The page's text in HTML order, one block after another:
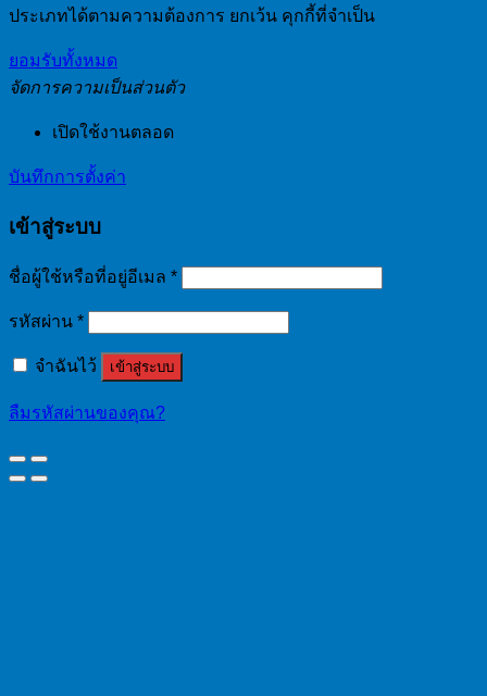
ประเภทได้ตามความต้องการ ยกเว้น คุกกี้ที่จำเป็น
ยอมรับทั้งหมด
จัดการความเป็นส่วนตัว
เปิดใช้งานตลอด
บันทึกการตั้งค่า
เข้าสู่ระบบ
ชื่อผู้ใช้หรือที่อยู่อีเมล *
รหัสผ่าน *
จำฉันไว้ เข้าสู่ระบบ
ลืมรหัสผ่านของคุณ?